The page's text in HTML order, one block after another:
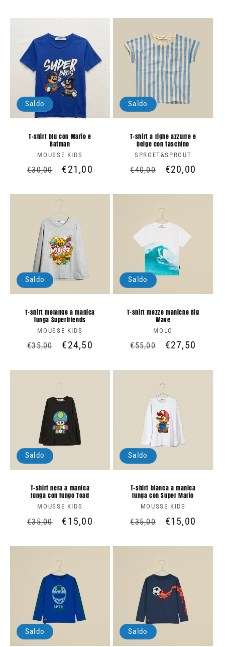
listino
Saldo
T-shirt blu con Mario e
Batman
Produttore:
MOUSSE KIDS
Prezzo
listino
€30,00
Prezzo
€21,00
Saldo
T-shirt a righe azzurre e
beige con taschino
Produttore:
SPROET&SPROUT
Prezzo
listino
€40,00
Prezzo
€20,00
Saldo
T-shirt melange a manica
lunga Superfriends
Produttore:
MOUSSE KIDS
Prezzo
listino
€35,00
Prezzo
€24,50
Saldo
T-shirt mezze maniche Big
Wave
Produttore:
MOLO
Prezzo
listino
€55,00
Prezzo
€27,50
Saldo
T-shirt nera a manica
lunga con fungo Toad
Produttore:
MOUSSE KIDS
Prezzo
listino
€35,00
Prezzo
€15,00
Saldo
T-shirt bianca a manica
lunga con Super Mario
Produttore:
MOUSSE KIDS
Prezzo
listino
€35,00
Prezzo
€15,00
Saldo Saldo